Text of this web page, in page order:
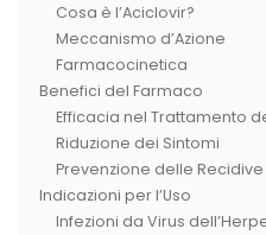
Cosa è l’Aciclovir?
Meccanismo d’Azione
Farmacocinetica
Benefici del Farmaco
Efficacia nel Trattamento
Riduzione dei Sintomi
Prevenzione delle Recidive
Indicazioni per l’Uso
Infezioni da Virus